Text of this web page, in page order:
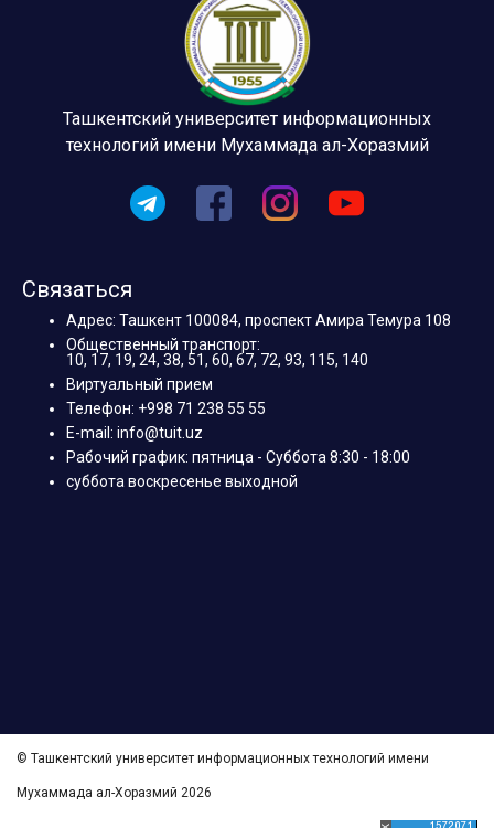
Ташкентский университет информационных
технологий имени Мухаммада ал-Хоразмий
Связаться
Адрес: Ташкент 100084, проспект Амира Темура 108
Общественный транспорт:
10, 17, 19, 24, 38, 51, 60, 67, 72, 93, 115, 140
Виртуальный прием
Телефон: +998 71 238 55 55
E-mail: info@tuit.uz
Рабочий график: пятница - Суббота 8:30 - 18:00
суббота воскресенье выходной
© Ташкентский университет информационных технологий имени
Мухаммада ал-Хоразмий 2026